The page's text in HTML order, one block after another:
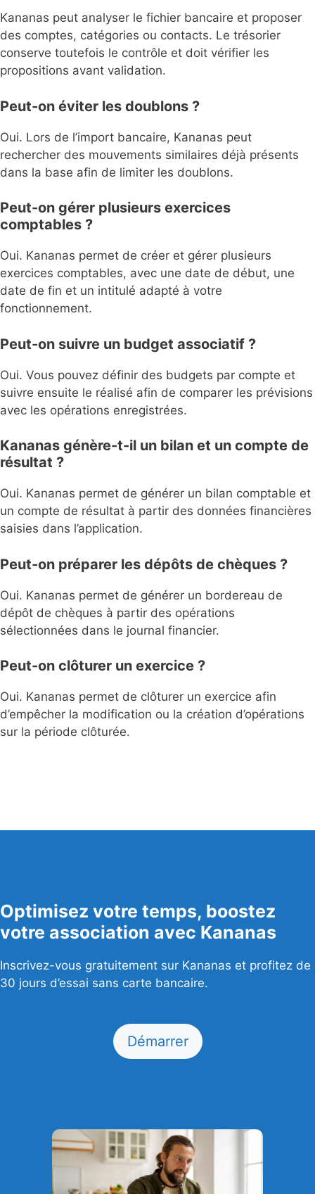
Kananas peut analyser le fichier bancaire et proposer
des comptes, catégories ou contacts. Le trésorier
conserve toutefois le contrôle et doit vérifier les
propositions avant validation.
Peut-on éviter les doublons ?
Oui. Lors de l’import bancaire, Kananas peut
rechercher des mouvements similaires déjà présents
dans la base afin de limiter les doublons.
Peut-on gérer plusieurs exercices
comptables ?
Oui. Kananas permet de créer et gérer plusieurs
exercices comptables, avec une date de début, une
date de fin et un intitulé adapté à votre
fonctionnement.
Peut-on suivre un budget associatif ?
Oui. Vous pouvez définir des budgets par compte et
suivre ensuite le réalisé afin de comparer les prévisions
avec les opérations enregistrées.
Kananas génère-t-il un bilan et un compte de
résultat ?
Oui. Kananas permet de générer un bilan comptable et
un compte de résultat à partir des données financières
saisies dans l’application.
Peut-on préparer les dépôts de chèques ?
Oui. Kananas permet de générer un bordereau de
dépôt de chèques à partir des opérations
sélectionnées dans le journal financier.
Peut-on clôturer un exercice ?
Oui. Kananas permet de clôturer un exercice afin
d’empêcher la modification ou la création d’opérations
sur la période clôturée.
Optimisez votre temps, boostez
votre association avec Kananas
Inscrivez-vous gratuitement sur Kananas et profitez de
30 jours d’essai sans carte bancaire.
Démarrer